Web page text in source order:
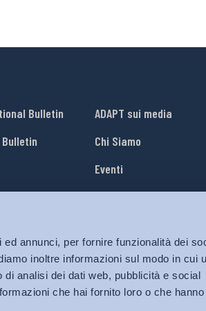
annunci, per fornire funzionalità dei
inoltre informazioni sul modo in cui
analisi dei dati web, pubblicità e social
che hai fornito loro o che hanno
Bulletin
Bulletin
ADAPT sui media
Chi Siamo
Eventi
Lavora con Noi